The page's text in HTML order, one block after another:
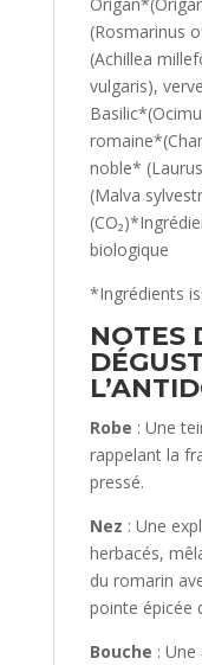
(Rosmarinus
(Achillea
vulgaris),
noble*
(Malva
biologique
*Ingrédients
NOTES
Robe : Une
rappelant la
pressé.
Nez : Une
herbacés,
du romarin
pointe épicée
Bouche :